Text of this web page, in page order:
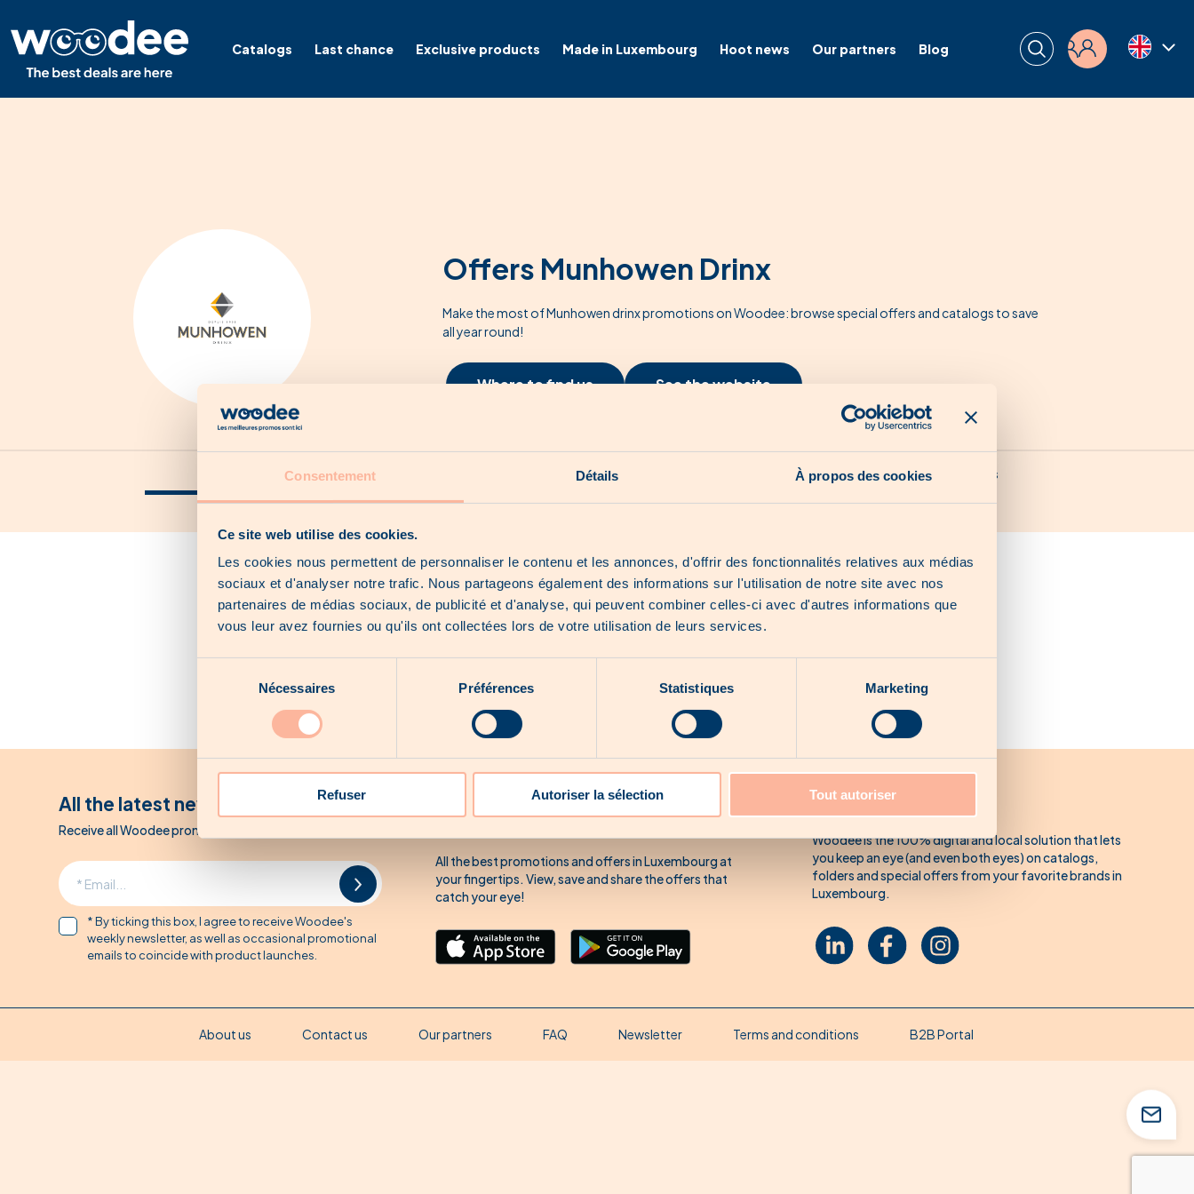
Consentement Détails À propos des cookies
Ce site web utilise des cookies.
Les cookies nous permettent de personnaliser le contenu et les annonces, d'offrir des fonctionnalités relatives aux médias
sociaux et d'analyser notre trafic. Nous partageons également des informations sur l'utilisation de notre site avec nos
partenaires de médias sociaux, de publicité et d'analyse, qui peuvent combiner celles-ci avec d'autres informations que
vous leur avez fournies ou qu'ils ont collectées lors de votre utilisation de leurs services.
consentement
Nécessaires Préférences Statistiques Marketing
Refuser Autoriser la sélection Tout autoriser
Catalogs Last chance Exclusive products Made in Luxembourg Hoot news Our partners Blog Login
Offers Munhowen Drinx
Make the most of Munhowen drinx promotions on Woodee: browse special offers and catalogs to save
all year round!
Where to find us See the website
Our catalogs Our last chances
No catalogue for the moment...
All the latest news from Woodee
Receive all Woodee promotions by email
* By ticking this box, I agree to receive Woodee's
weekly newsletter, as well as occasional promotional
emails to coincide with product launches.
Download our app'
in the store of your choice.
All the best promotions and offers in Luxembourg at
your fingertips. View, save and share the offers that
catch your eye!
About Woodee
Woodee is the 100% digital and local solution that lets
you keep an eye (and even both eyes) on catalogs,
folders and special offers from your favorite brands in
Luxembourg.
About us Contact us Our partners FAQ Newsletter Terms and conditions B2B Portal